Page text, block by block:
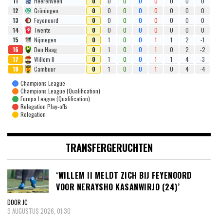
12
Gröningen 0 0 0 0 0 0 0
0
13
Feyenoord 0 0 0 0 0 0 0
0
14
Twente 0 0 0 0 0 0 0
0
15
Nijmegen 0 1 0 0 1 1 2
-1
16
Den Haag 0 1 0 0 1 0 2
-2
17
Willem II 0 1 0 0 1 1 4
-3
18
Cambuur 0 1 0 0 1 0 4
-4
Champions League
Champions League (Qualification)
Europa League (Qualification)
Relegation Play-offs
Relegation
TRANSFERGERUCHTEN
‘WILLEM II MELDT ZICH BIJ FEYENOORD
VOOR NERAYSHO KASANWIRJO (24)’
DOOR JC
9 AUGUSTUS 2026, 01:30